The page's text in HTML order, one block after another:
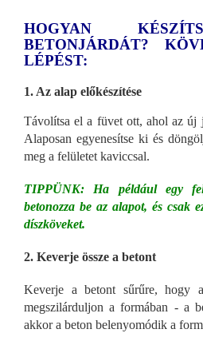
HOGYAN
BETONJÁRDÁT?
LÉPÉST:
1. Az alap előkészítése
Távolítsa el a füvet ott, ahol az új
Alaposan egyenesítse ki és
meg a felületet kaviccsal.
TIPPÜNK: Ha például egy
betonozza be az alapot, és csak
díszköveket.
2. Keverje össze a betont
Keverje a betont sűrűre, hogy
megszilárduljon a formában - a
akkor a beton belenyomódik a